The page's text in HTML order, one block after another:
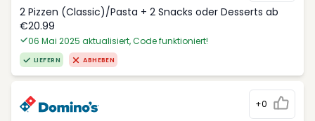
2 Pizzen (Classic)/Pasta + 2 Snacks oder Desserts ab
€20.99
06 Mai 2025 aktualisiert, Code funktioniert!
LIEFERN ABHEBEN
+0